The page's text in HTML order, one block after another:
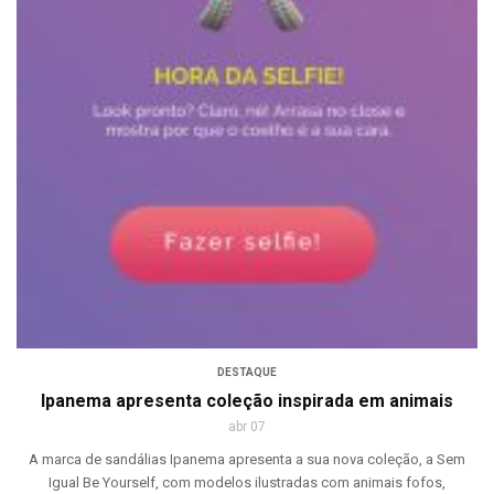
DESTAQUE
Ipanema apresenta coleção inspirada em animais
abr 07
A marca de sandálias Ipanema apresenta a sua nova coleção, a Sem
Igual Be Yourself, com modelos ilustradas com animais fofos,